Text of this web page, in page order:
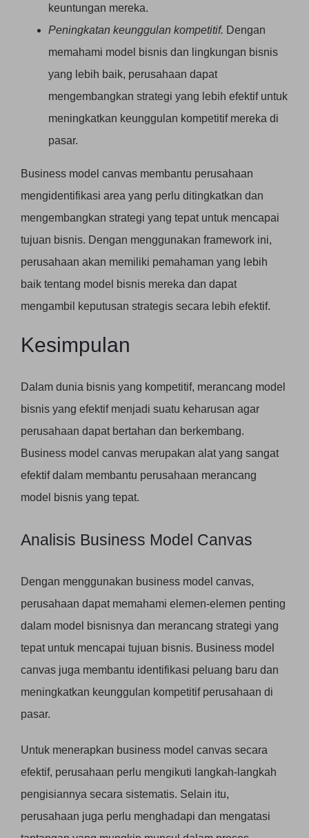
keuntungan mereka.
Peningkatan keunggulan kompetitif. Dengan
memahami model bisnis dan lingkungan bisnis
yang lebih baik, perusahaan dapat
mengembangkan strategi yang lebih efektif untuk
meningkatkan keunggulan kompetitif mereka di
pasar.
Business model canvas membantu perusahaan
mengidentifikasi area yang perlu ditingkatkan dan
mengembangkan strategi yang tepat untuk mencapai
tujuan bisnis. Dengan menggunakan framework ini,
perusahaan akan memiliki pemahaman yang lebih
baik tentang model bisnis mereka dan dapat
mengambil keputusan strategis secara lebih efektif.
Kesimpulan
Dalam dunia bisnis yang kompetitif, merancang model
bisnis yang efektif menjadi suatu keharusan agar
perusahaan dapat bertahan dan berkembang.
Business model canvas merupakan alat yang sangat
efektif dalam membantu perusahaan merancang
model bisnis yang tepat.
Analisis Business Model Canvas
Dengan menggunakan business model canvas,
perusahaan dapat memahami elemen-elemen penting
dalam model bisnisnya dan merancang strategi yang
tepat untuk mencapai tujuan bisnis. Business model
canvas juga membantu identifikasi peluang baru dan
meningkatkan keunggulan kompetitif perusahaan di
pasar.
Untuk menerapkan business model canvas secara
efektif, perusahaan perlu mengikuti langkah-langkah
pengisiannya secara sistematis. Selain itu,
perusahaan juga perlu menghadapi dan mengatasi